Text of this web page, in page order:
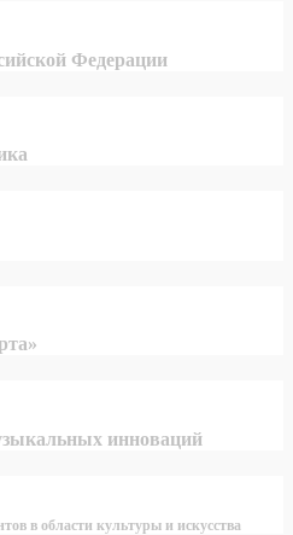
Федерации
инноваций
в области культуры и искусства